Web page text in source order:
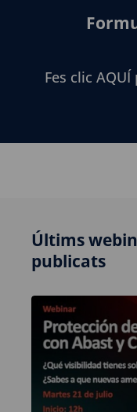
Fes clic
Últims
publicats